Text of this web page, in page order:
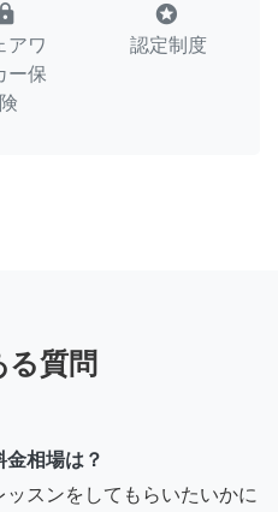
アワ
ー保
険
stars
認定制度
る質問
相場は？
スンをしてもらいたいかに